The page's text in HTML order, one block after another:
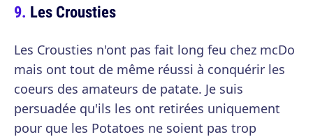
Les Crousties
Les Crousties n'ont pas fait long feu chez mcDo
mais ont tout de même réussi à conquérir les
coeurs des amateurs de patate. Je suis
persuadée qu'ils les ont retirées uniquement
pour que les Potatoes ne soient pas trop